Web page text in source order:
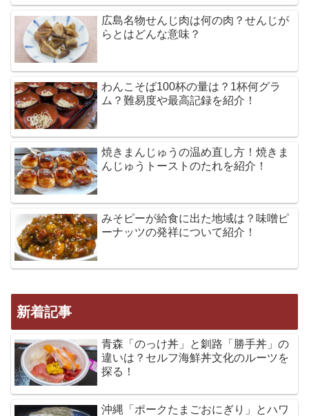
広島名物せんじ肉は何の肉？せんじが
らとはどんな意味？
わんこそば100杯の量は？1杯何グラ
ム？難易度や最高記録を紹介！
焼きまんじゅうの温め直し方！焼きま
んじゅうトーストのたれを紹介！
みそピーが給食に出た地域は？味噌ピ
ーナッツの発祥について紹介！
新着記事
青森「のっけ丼」と釧路「勝手丼」の
違いは？セルフ海鮮丼文化のルーツを
探る！
沖縄「ポークたまごおにぎり」とハワ